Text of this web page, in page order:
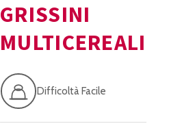
GRISSINI
MULTICEREALI
Difficoltà Facile